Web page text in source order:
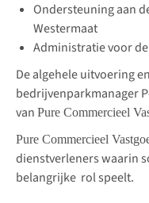
Ondersteuning aan
Westermaat
Administratie voor
De algehele uitvoering
bedrijvenparkmanager
van Pure Commercieel
Pure Commercieel
dienstverleners waarin
belangrijke rol speelt.